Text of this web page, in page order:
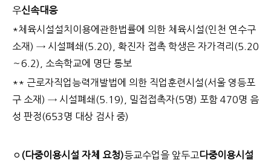
우신속대응
*체육시설설치이용에관한법률에 의한 체육시설(인천 연수구
소재) → 시설폐쇄(5.20), 확진자 접촉 학생은 자가격리(5.20
～6.2), 소속학교에 명단 통보
** 근로자직업능력개발법에 의한 직업훈련시설(서울 영등포
구 소재) → 시설폐쇄(5.19), 밀접접촉자(5명) 포함 470명 음
성 판정(653명 대상 검사 중)
ㅇ (다중이용시설 자체 요청)등교수업을 앞두고다중이용시설